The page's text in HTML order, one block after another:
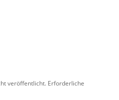
veröffentlicht. Erforderliche